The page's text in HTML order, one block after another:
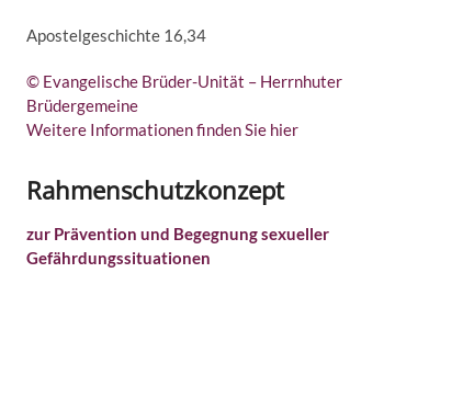
Apostelgeschichte 16,34
© Evangelische Brüder-Unität – Herrnhuter
Brüdergemeine
Weitere Informationen finden Sie hier
Rahmenschutzkonzept
zur Prävention und Begegnung sexueller
Gefährdungssituationen